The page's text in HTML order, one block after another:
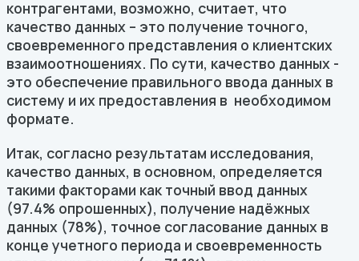
контрагентами, возможно, считает, что
качество данных – это получение точного,
своевременного представления о клиентских
взаимоотношениях. По сути, качество данных -
это обеспечение правильного ввода данных в
систему и их предоставления в необходимом
формате.
Итак, согласно результатам исследования,
качество данных, в основном, определяется
такими факторами как точный ввод данных
(97.4% опрошенных), получение надёжных
данных (78%), точное согласование данных в
конце учетного периода и своевременность